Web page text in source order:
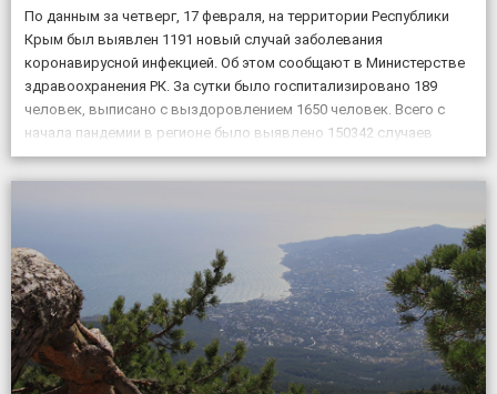
По данным за четверг, 17 февраля, на территории Республики
Крым был выявлен 1191 новый случай заболевания
коронавирусной инфекцией. Об этом сообщают в Министерстве
здравоохранения РК. За сутки было госпитализировано 189
человек, выписано с выздоровлением 1650 человек. Всего с
начала пандемии в регионе было выявлено 150342 случаев
заболевания коронавирусом, скончалось 4830 пациентов с
подтвержденным коронавирусом, в […]